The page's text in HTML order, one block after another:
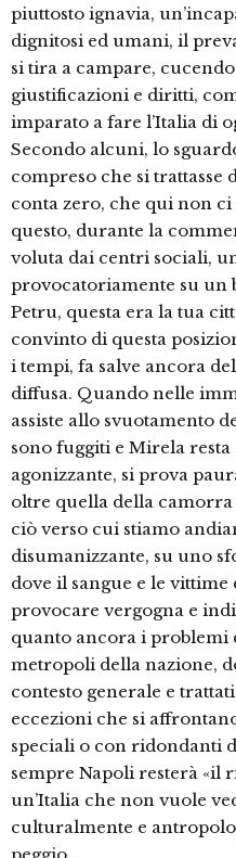
piuttosto ignavia,
dignitosi ed umani, il
si tira a campare,
giustificazioni e diritti,
imparato a fare l’Italia di
Secondo alcu­ni, lo
compreso che si
conta zero, che qui non
questo, durante la
voluta dai centri sociali,
provocatoriamente su un
Petru, questa era la tua
convinto di questa
i tempi, fa salve ancora
diffusa. Quando nelle
assi­ste allo svuotamento
sono fuggiti e Mirela
agonizzante, si pro­va
oltre quella della
ciò verso cui stiamo
disumanizzante, su uno
dove il sangue e le
provocare vergogna e
quanto ancora i proble­mi
metropoli della nazione,
contesto generale e
eccezioni che si
speciali o con ridondanti
sempre Napoli resterà «il
un’Italia che non vuo­le
culturalmente e